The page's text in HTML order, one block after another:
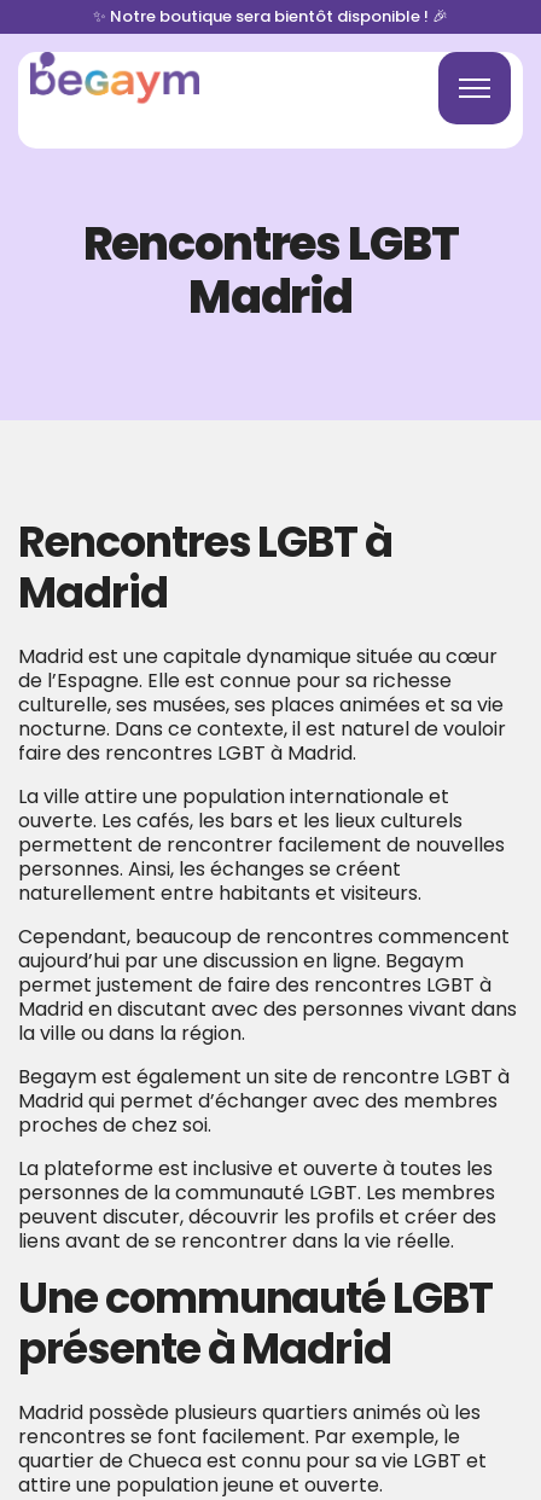
✨ Notre boutique sera bientôt disponible ! 🎉
Rencontres LGBT
Madrid
Rencontres LGBT à
Madrid
Madrid est une capitale dynamique située au cœur
de l’Espagne. Elle est connue pour sa richesse
culturelle, ses musées, ses places animées et sa vie
nocturne. Dans ce contexte, il est naturel de vouloir
faire des rencontres LGBT à Madrid.
La ville attire une population internationale et
ouverte. Les cafés, les bars et les lieux culturels
permettent de rencontrer facilement de nouvelles
personnes. Ainsi, les échanges se créent
naturellement entre habitants et visiteurs.
Cependant, beaucoup de rencontres commencent
aujourd’hui par une discussion en ligne. Begaym
permet justement de faire des rencontres LGBT à
Madrid en discutant avec des personnes vivant dans
la ville ou dans la région.
Begaym est également un site de rencontre LGBT à
Madrid qui permet d’échanger avec des membres
proches de chez soi.
La plateforme est inclusive et ouverte à toutes les
personnes de la communauté LGBT. Les membres
peuvent discuter, découvrir les profils et créer des
liens avant de se rencontrer dans la vie réelle.
Une communauté LGBT
présente à Madrid
Madrid possède plusieurs quartiers animés où les
rencontres se font facilement. Par exemple, le
quartier de Chueca est connu pour sa vie LGBT et
attire une population jeune et ouverte.